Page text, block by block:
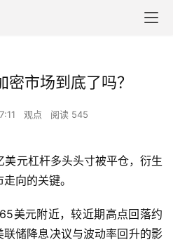
市场到底了吗？
观点 阅读 545
美元杠杆多头头寸被平仓，衍生
向的关键。
美元附近，较近期高点回落约
储降息决议与波动率回升的影